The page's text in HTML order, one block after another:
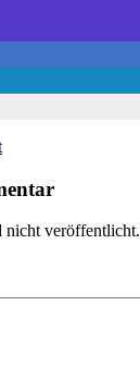
veröffentlicht.